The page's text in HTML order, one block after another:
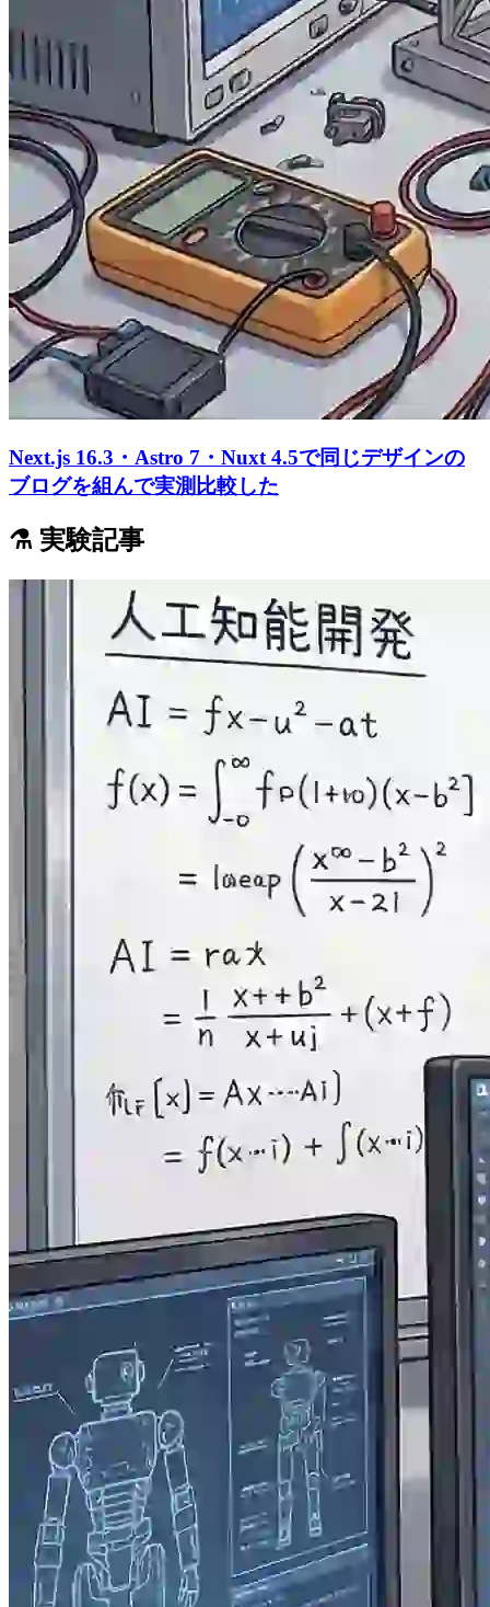
Next.js 16.3・Astro 7・Nuxt 4.5で同じデザインの
ブログを組んで実測比較した
⚗️ 実験記事